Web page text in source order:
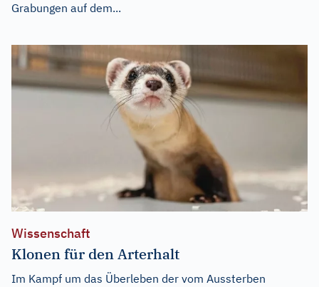
Grabungen auf dem...
Wissenschaft
Klonen für den Arterhalt
Im Kampf um das Überleben der vom Aussterben